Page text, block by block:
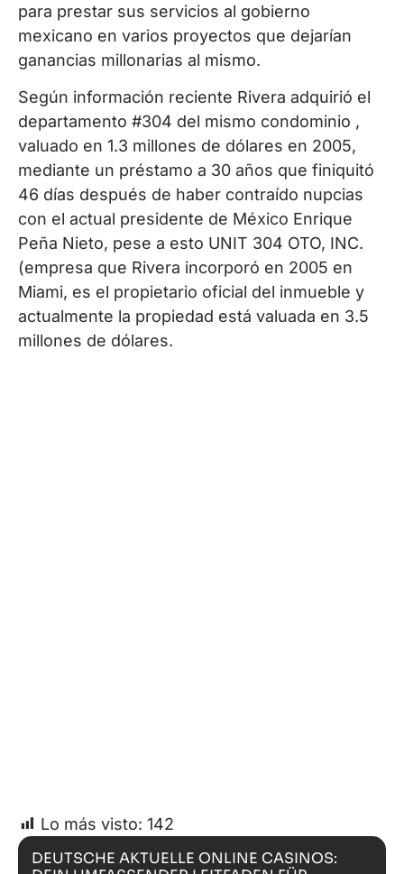
para prestar sus servicios al gobierno
mexicano en varios proyectos que dejarían
ganancias millonarias al mismo.
Según información reciente Rivera adquirió el
departamento #304 del mismo condominio ,
valuado en 1.3 millones de dólares en 2005,
mediante un préstamo a 30 años que finiquitó
46 días después de haber contraído nupcias
con el actual presidente de México Enrique
Peña Nieto, pese a esto UNIT 304 OTO, INC.
(empresa que Rivera incorporó en 2005 en
Miami, es el propietario oficial del inmueble y
actualmente la propiedad está valuada en 3.5
millones de dólares.
Lo más visto: 142
DEUTSCHE AKTUELLE ONLINE CASINOS: